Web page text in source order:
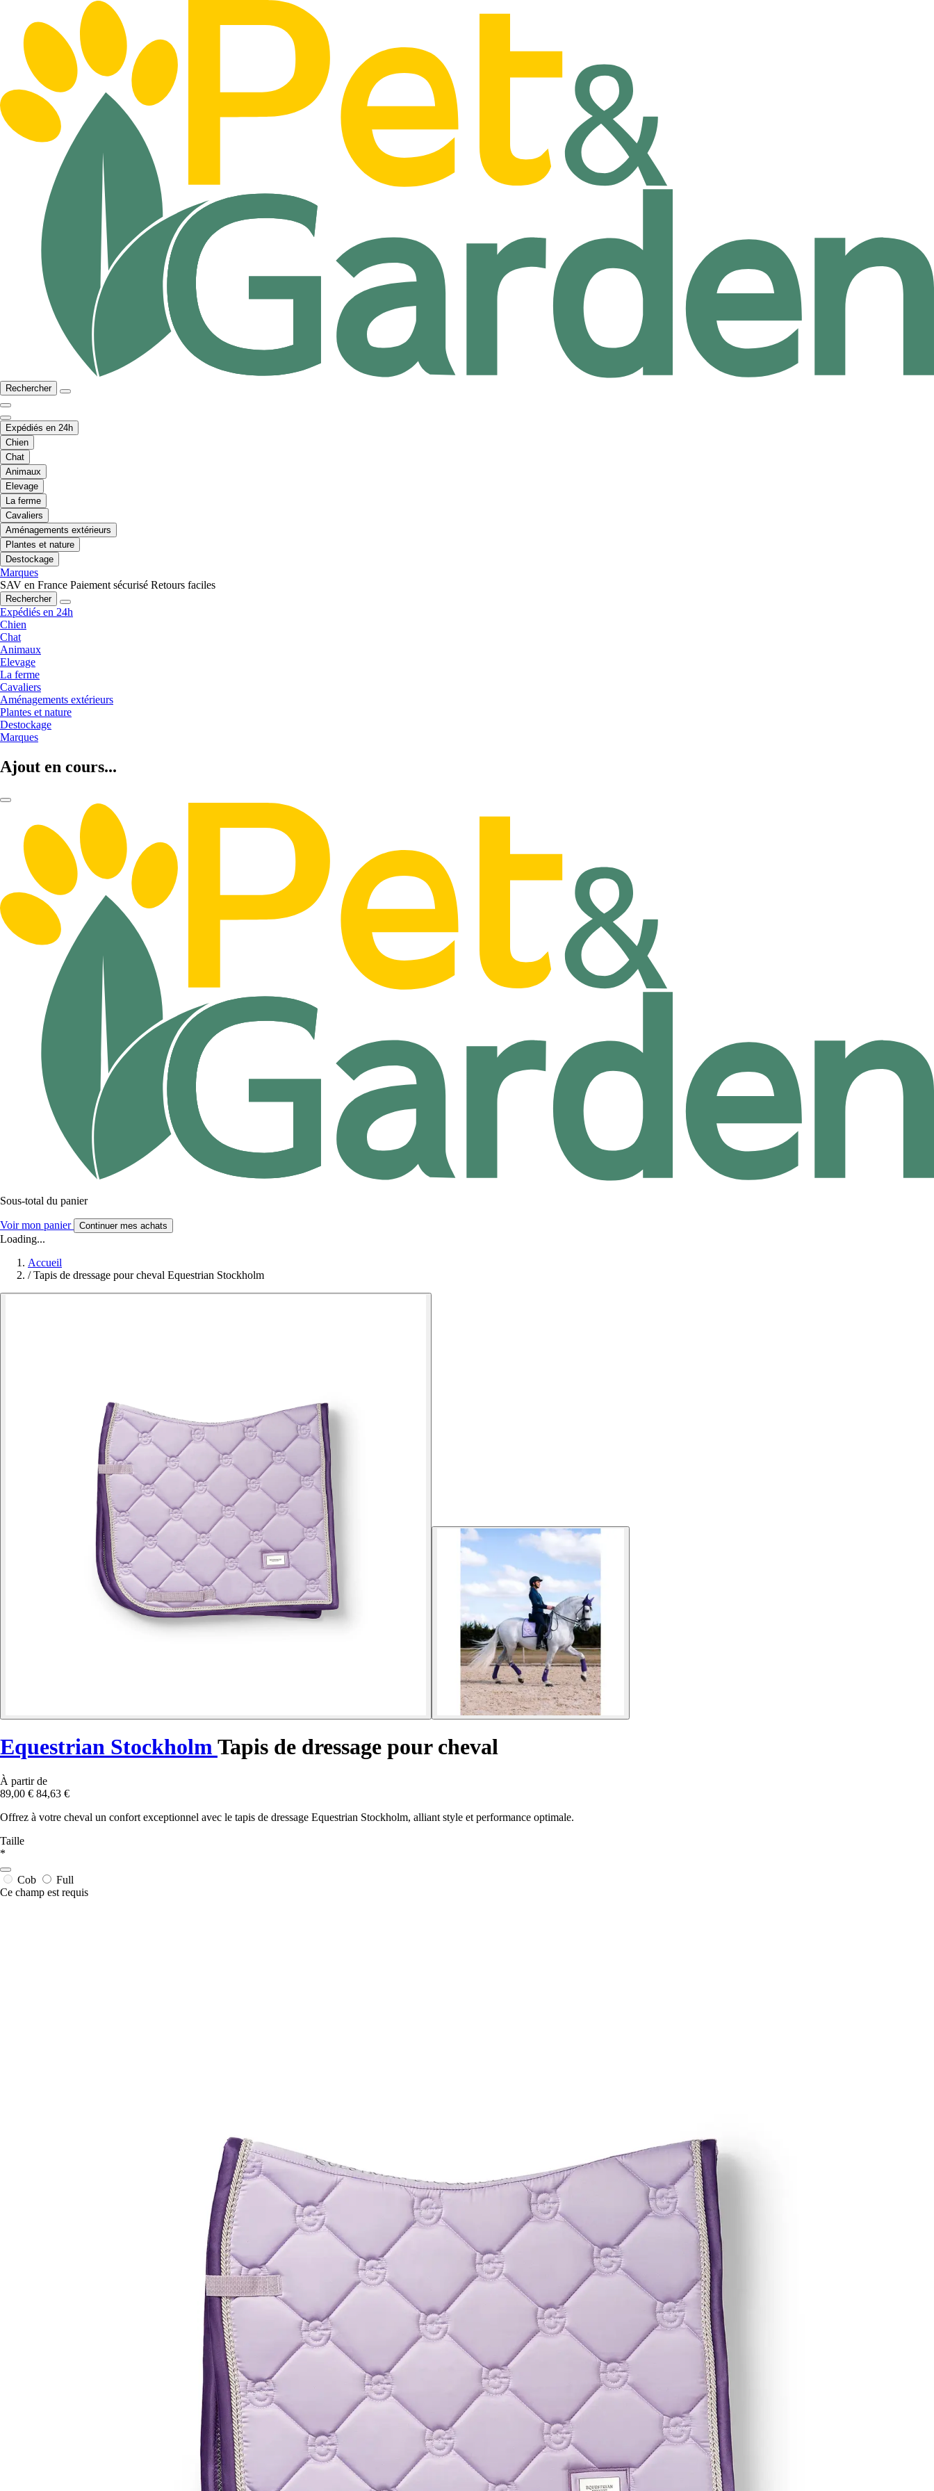
Rechercher
Expédiés en 24h
Chien
Chat
Animaux
Elevage
La ferme
Cavaliers
Aménagements extérieurs
Plantes et nature
Destockage
Marques
SAV en France Paiement sécurisé Retours faciles
Rechercher
Expédiés en 24h
Chien
Chat
Animaux
Elevage
La ferme
Cavaliers
Aménagements extérieurs
Plantes et nature
Destockage
Marques
Ajout en cours...
Sous-total du panier
Voir mon panier Continuer mes achats
Loading...
Accueil
/ Tapis de dressage pour cheval Equestrian Stockholm
Equestrian StockholmTapis de dressage pour cheval
À partir de
89,00 € 84,63 €
Offrez à votre cheval un confort exceptionnel avec le tapis de dressage Equestrian Stockholm, alliant style et performance optimale.
Taille
*
Cob
Full
Ce champ est requis